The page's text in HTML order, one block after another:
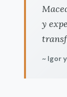
y
~ Igor